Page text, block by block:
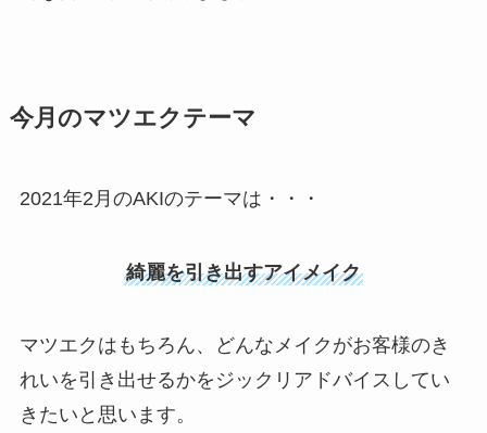
今月のマツエクテーマ
2021年2月のAKIのテーマは・・・
綺麗を引き出すアイメイク
マツエクはもちろん、どんなメイクがお客様のき
れいを引き出せるかをジックリアドバイスしてい
きたいと思います。